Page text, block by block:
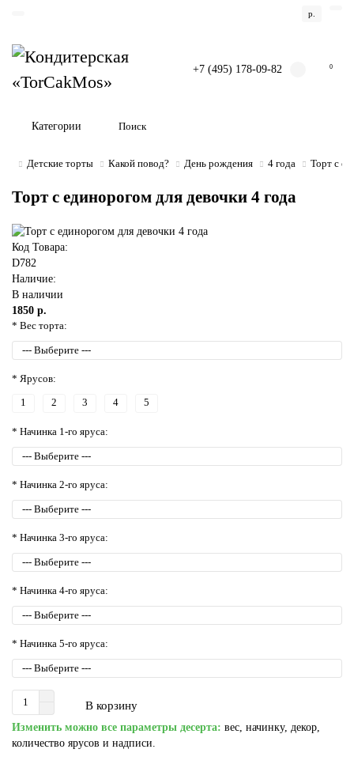
р.
+7 (495) 178-09-82 0
Категории
Детские торты Какой повод? День рождения 4 года Торт с
Торт с единорогом для девочки 4 года
Код Товара:
D782
Наличие:
В наличии
1850 р.
* Вес торта:
* Ярусов:
1 2 3 4 5
* Начинка 1-го яруса:
* Начинка 2-го яруса:
* Начинка 3-го яруса:
* Начинка 4-го яруса:
* Начинка 5-го яруса:
В корзину
Изменить можно все параметры десерта: вес, начинку, декор,
количество ярусов и надписи.